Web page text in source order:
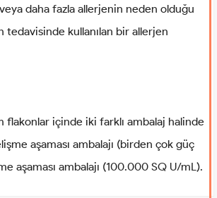
daha fazla allerjenin neden olduğu
tedavisinde kullanılan bir allerjen
flakonlar içinde iki farklı ambalaj halinde
aşaması ambalajı (birden çok güç
aşaması ambalajı (100.000 SQ U/mL).